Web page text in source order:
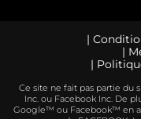
|
|
|
Ce site ne fait pas partie du
Inc. ou Facebook Inc. De
Google™ ou Facebook™ en